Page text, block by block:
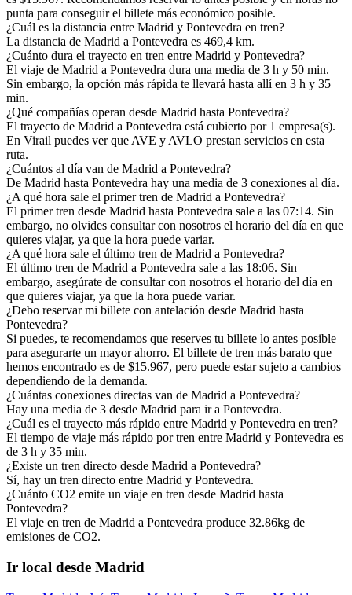
punta para conseguir el billete más económico posible.
¿Cuál es la distancia entre Madrid y Pontevedra en tren?
La distancia de Madrid a Pontevedra es 469,4 km.
¿Cuánto dura el trayecto en tren entre Madrid y Pontevedra?
El viaje de Madrid a Pontevedra dura una media de 3 h y 50 min.
Sin embargo, la opción más rápida te llevará hasta allí en 3 h y 35
min.
¿Qué compañías operan desde Madrid hasta Pontevedra?
El trayecto de Madrid a Pontevedra está cubierto por 1 empresa(s).
En Virail puedes ver que AVE y AVLO prestan servicios en esta
ruta.
¿Cuántos al día van de Madrid a Pontevedra?
De Madrid hasta Pontevedra hay una media de 3 conexiones al día.
¿A qué hora sale el primer tren de Madrid a Pontevedra?
El primer tren desde Madrid hasta Pontevedra sale a las 07:14. Sin
embargo, no olvides consultar con nosotros el horario del día en que
quieres viajar, ya que la hora puede variar.
¿A qué hora sale el último tren de Madrid a Pontevedra?
El último tren de Madrid a Pontevedra sale a las 18:06. Sin
embargo, asegúrate de consultar con nosotros el horario del día en
que quieres viajar, ya que la hora puede variar.
¿Debo reservar mi billete con antelación desde Madrid hasta
Pontevedra?
Si puedes, te recomendamos que reserves tu billete lo antes posible
para asegurarte un mayor ahorro. El billete de tren más barato que
hemos encontrado es de $15.967, pero puede estar sujeto a cambios
dependiendo de la demanda.
¿Cuántas conexiones directas van de Madrid a Pontevedra?
Hay una media de 3 desde Madrid para ir a Pontevedra.
¿Cuál es el trayecto más rápido entre Madrid y Pontevedra en tren?
El tiempo de viaje más rápido por tren entre Madrid y Pontevedra es
de 3 h y 35 min.
¿Existe un tren directo desde Madrid a Pontevedra?
Sí, hay un tren directo entre Madrid y Pontevedra.
¿Cuánto CO2 emite un viaje en tren desde Madrid hasta
Pontevedra?
El viaje en tren de Madrid a Pontevedra produce 32.86kg de
emisiones de CO2.
Ir local desde Madrid